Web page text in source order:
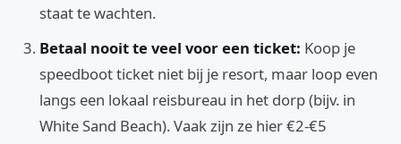
staat te wachten.
Betaal nooit te veel voor een ticket: Koop je
speedboot ticket niet bij je resort, maar loop even
langs een lokaal reisbureau in het dorp (bijv. in
White Sand Beach). Vaak zijn ze hier €2-€5